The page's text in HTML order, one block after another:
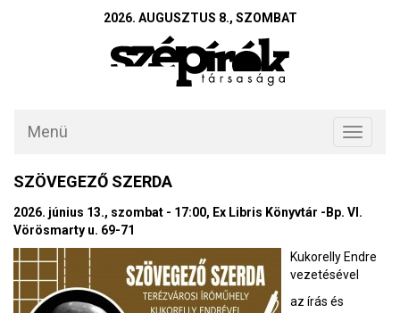
2026. AUGUSZTUS 8., SZOMBAT
Toggle
Menü
SZÖVEGEZŐ SZERDA
2026. június 13., szombat - 17:00, Ex Libris Könyvtár -Bp. VI.
Vörösmarty u. 69-71
Kukorelly Endre
vezetésével
az írás és